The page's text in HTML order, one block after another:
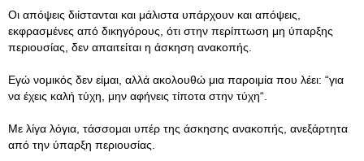
Οι απόψεις διίστανται και μάλιστα υπάρχουν και απόψεις,
εκφρασμένες από δικηγόρους, ότι στην περίπτωση μη ύπαρξης
περιουσίας, δεν απαιτείται η άσκηση ανακοπής.
Εγώ νομικός δεν είμαι, αλλά ακολουθώ μια παροιμία που λέει: “για
να έχεις καλή τύχη, μην αφήνεις τίποτα στην τύχη“.
Με λίγα λόγια, τάσσομαι υπέρ της άσκησης ανακοπής, ανεξάρτητα
από την ύπαρξη περιουσίας.